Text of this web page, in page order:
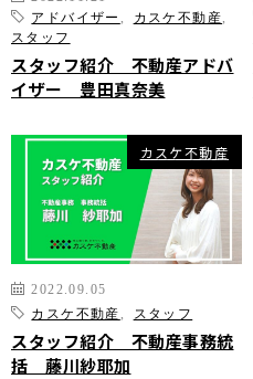
お気に入り不動産を見る
新着不動産情報
アドバイザー
カスケ不動産
スタッフ
スタッフ紹介 不動産アドバ
イザー 豊田真奈美
カスケ不動産
2022.09.05
カスケ不動産
スタッフ
スタッフ紹介 不動産事務統
括 藤川紗耶加